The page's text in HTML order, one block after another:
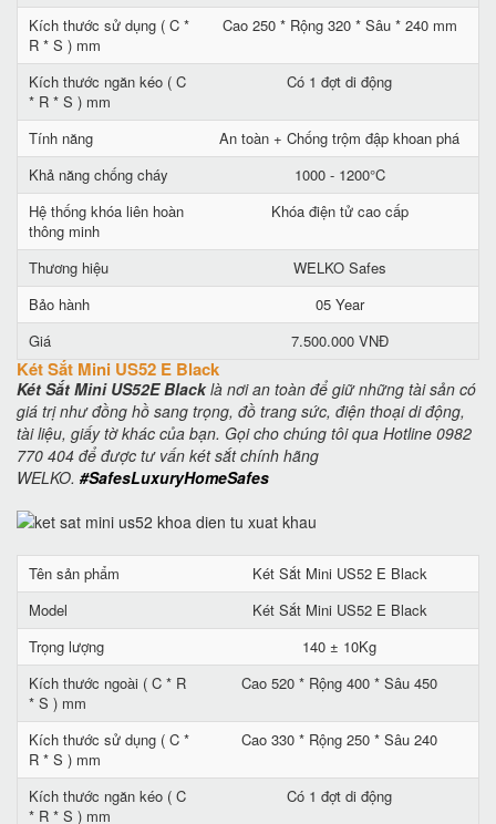
Kích thước sử dụng ( C *
R * S ) mm
Cao 250 * Rộng 320 * Sâu * 240 mm
Kích thước ngăn kéo ( C
* R * S ) mm
Có 1 đợt di động
Tính năng
An toàn + Chống trộm đập khoan phá
Khả năng chống cháy
1000 - 1200°C
Hệ thống khóa liên hoàn
thông minh
Khóa điện tử cao cấp
Thương hiệu
WELKO Safes
Bảo hành
05 Year
Giá
7.500.000 VNĐ
Két Sắt Mini US52 E Black
Két Sắt Mini US52E Blacklà nơi an toàn để giữ những tài sản có
giá trị như đồng hồ sang trọng, đồ trang sức, điện thoại di động,
tài liệu, giấy tờ khác của bạn. Gọi cho chúng tôi qua Hotline 0982
770 404 để được tư vấn két sắt chính hãng
WELKO. #SafesLuxuryHomeSafes
Tên sản phẩm
Két Sắt Mini US52 E Black
Model
Két Sắt Mini US52 E Black
Trọng lượng
140 ± 10Kg
Kích thước ngoài ( C * R
* S ) mm
Cao 520 * Rộng 400 * Sâu 450
Kích thước sử dụng ( C *
R * S ) mm
Cao 330 * Rộng 250 * Sâu 240
Kích thước ngăn kéo ( C
* R * S ) mm
Có 1 đợt di động